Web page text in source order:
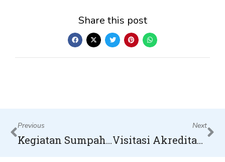
Share this post
Prev
Previous
Kegiatan Sumpah Pemuda SMPS Bumitama 1 Antang Kalang
Next
Visitasi Akreditasi TK MSJE oleh Tim Akreditasi Dinas Pendidikan Kabupaten Ketapang